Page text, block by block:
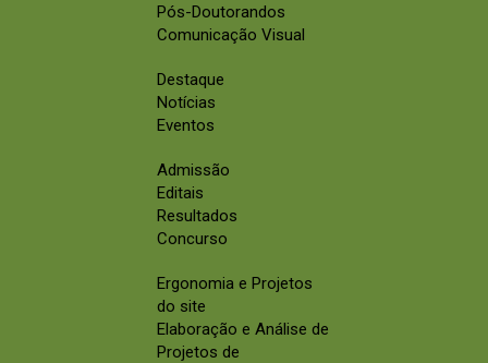
Pós-Doutorandos
Comunicação Visual
Destaque
Notícias
Eventos
Admissão
Editais
Resultados
Concurso
Ergonomia e Projetos
do site
Elaboração e Análise de
Projetos de